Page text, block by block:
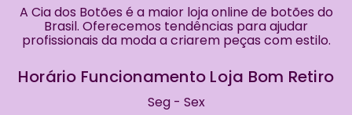
A Cia dos Botões é a maior loja online de botões do
Brasil. Oferecemos tendências para ajudar
profissionais da moda a criarem peças com estilo.
Horário Funcionamento Loja Bom Retiro
Seg - Sex